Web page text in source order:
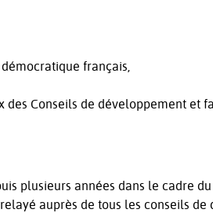
français,
Conseils de développement et
plusieurs années dans le cadre
auprès de tous les conseils